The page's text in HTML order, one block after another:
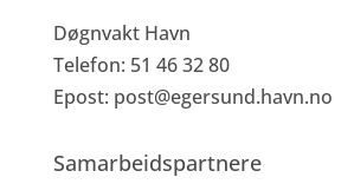
Døgnvakt Havn
Telefon: 51 46 32 80
Epost: post@egersund.havn.no
Samarbeidspartnere